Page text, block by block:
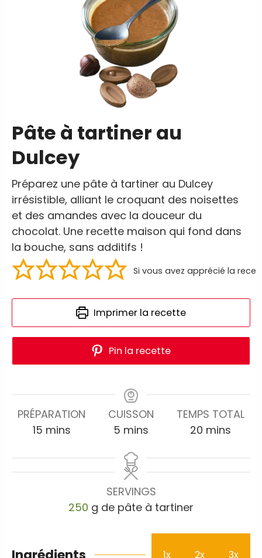
Pâte à tartiner au
Dulcey
Préparez une pâte à tartiner au Dulcey
irrésistible, alliant le croquant des noisettes
et des amandes avec la douceur du
chocolat. Une recette maison qui fond dans
la bouche, sans additifs !
Si vous avez apprécié la
Imprimer la recette
Pin la recette
PRÉPARATION
15 mins
CUISSON
5 mins
TEMPS TOTAL
20 mins
SERVINGS
250 g de pâte à tartiner
1x 2x 3x